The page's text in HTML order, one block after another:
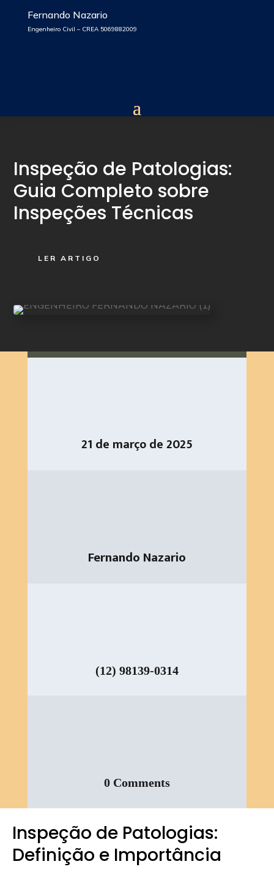
Fernando Nazario
Engenheiro Civil – CREA 5069882009
Inspeção de Patologias:
Guia Completo sobre
Inspeções Técnicas
LER ARTIGO
21 de março de 2025
Fernando Nazario
(12) 98139-0314
0 Comments
Inspeção de Patologias:
Definição e Importância